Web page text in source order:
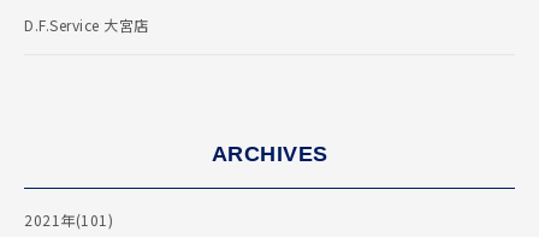
D.F.Service 大宮店
ARCHIVES
2021年(101)